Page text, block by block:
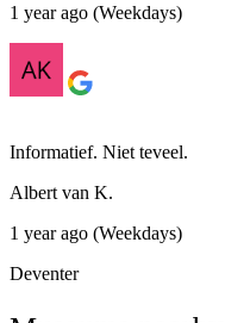
1 year ago (Weekdays)
Informatief. Niet teveel.
Albert van K.
1 year ago (Weekdays)
Deventer